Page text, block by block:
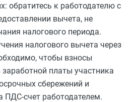
обратитесь к работодателю с
вычета, не
налогового периода.
налогового вычета через
чтобы взносы
платы участника
сбережений и
ПДС-счет работодателем.